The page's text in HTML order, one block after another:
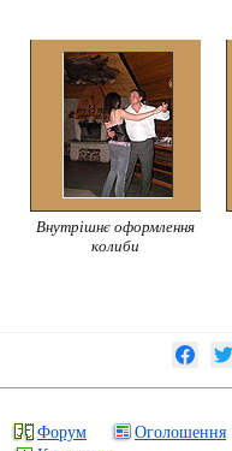
Внутрішнє оформлення
колиби
Форум
Оголошення